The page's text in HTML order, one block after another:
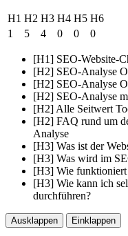
H1 H2 H3 H4 H5 H6
1
5 4 0 0 0
[H1] SEO-Website-
[H2] SEO-Analyse
[H2] SEO-Analyse
[H2] SEO-Analyse
[H2] Alle Seitwert
[H2] FAQ rund um
Analyse
[H3] Was ist der
[H3] Was wird im
[H3] Wie funktioniert
[H3] Wie kann ich
durchführen?
Ausklappen Einklappen